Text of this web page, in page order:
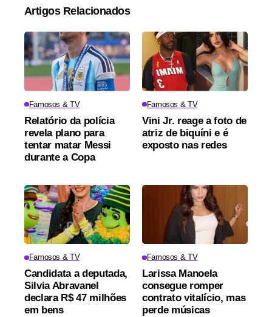
Artigos Relacionados
Famosos & TV
Relatório da polícia
revela plano para
tentar matar Messi
durante a Copa
Famosos & TV
Vini Jr. reage a foto de
atriz de biquíni e é
exposto nas redes
Famosos & TV
Candidata a deputada,
Silvia Abravanel
declara R$ 47 milhões
em bens
Famosos & TV
Larissa Manoela
consegue romper
contrato vitalício, mas
perde músicas